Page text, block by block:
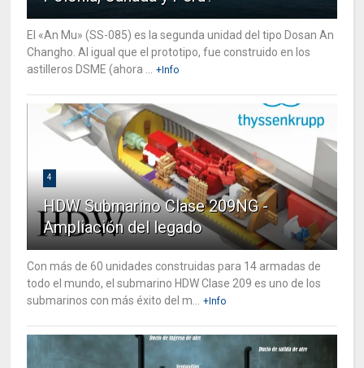
El «An Mu» (SS-085) es la segunda unidad del tipo Dosan An
Changho. Al igual que el prototipo, fue construido en los
astilleros DSME (ahora ...
+Info
4
HDW Submarino Clase 209NG -
Ampliación del legado
Con más de 60 unidades construidas para 14 armadas de
todo el mundo, el submarino HDW Clase 209 es uno de los
submarinos con más éxito del m...
+Info